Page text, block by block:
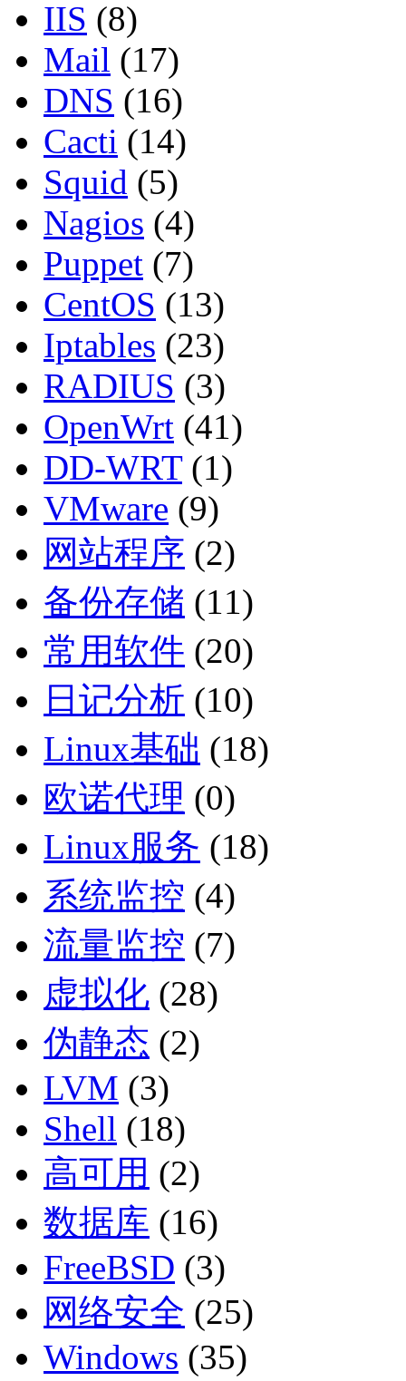
IIS (8)
Mail (17)
DNS (16)
Cacti (14)
Squid (5)
Nagios (4)
Puppet (7)
CentOS (13)
Iptables (23)
RADIUS (3)
OpenWrt (41)
DD-WRT(1)
VMware (9)
网站程序 (2)
备份存储 (11)
常用软件 (20)
日记分析 (10)
Linux基础 (18)
欧诺代理 (0)
Linux服务 (18)
系统监控 (4)
流量监控 (7)
虚拟化 (28)
伪静态 (2)
LVM (3)
Shell (18)
高可用 (2)
数据库 (16)
FreeBSD (3)
网络安全 (25)
Windows (35)